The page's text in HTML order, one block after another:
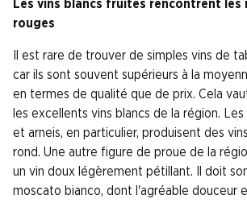
Les vins blancs fruités rencontrent les
rouges
Il est rare de trouver de simples vins de
car ils sont souvent supérieurs à la
en termes de qualité que de prix. Cela
les excellents vins blancs de la région.
et arneis, en particulier, produisent des
rond. Une autre figure de proue de la
un vin doux légèrement pétillant. Il doit
moscato bianco, dont l'agréable douceur